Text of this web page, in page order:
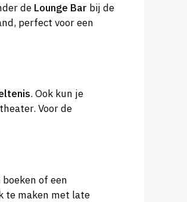
de Lounge Bar bij de
perfect voor een
. Ook kun je
Voor de
boeken of een
te maken met late